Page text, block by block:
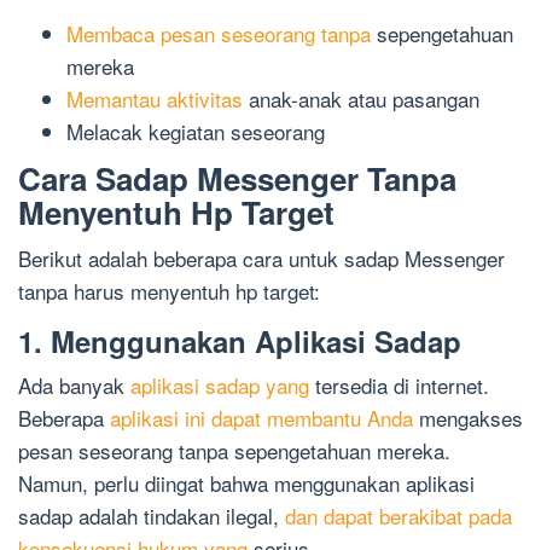
Membaca pesan seseorang tanpa sepengetahuan
mereka
Memantau aktivitas anak-anak atau pasangan
Melacak kegiatan seseorang
Cara Sadap Messenger Tanpa
Menyentuh Hp Target
Berikut adalah beberapa cara untuk sadap Messenger
tanpa harus menyentuh hp target:
1. Menggunakan Aplikasi Sadap
Ada banyak aplikasi sadap yang tersedia di internet.
Beberapa aplikasi ini dapat membantu Anda mengakses
pesan seseorang tanpa sepengetahuan mereka.
Namun, perlu diingat bahwa menggunakan aplikasi
sadap adalah tindakan ilegal, dan dapat berakibat pada